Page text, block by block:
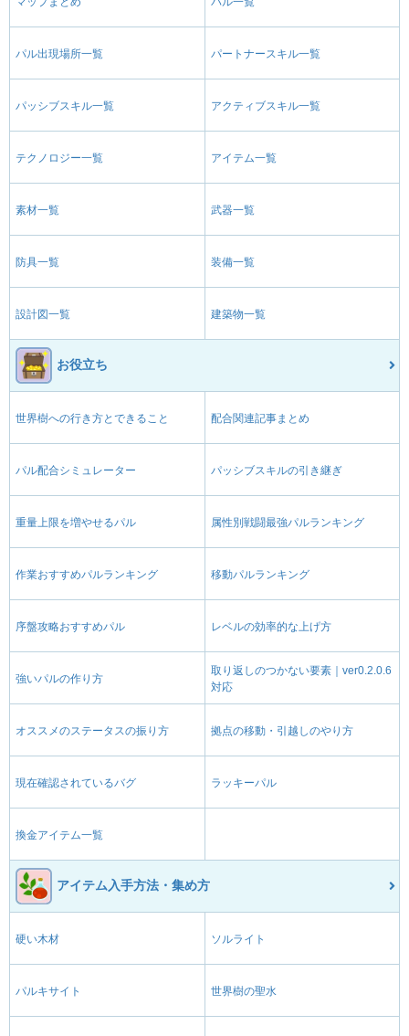
パル出現場所一覧 パートナースキル一覧
パッシブスキル一覧 アクティブスキル一覧
テクノロジー一覧 アイテム一覧
素材一覧 武器一覧
防具一覧 装備一覧
設計図一覧 建築物一覧
お役立ち
世界樹への行き方とできること 配合関連記事まとめ
パル配合シミュレーター パッシブスキルの引き継ぎ
重量上限を増やせるパル 属性別戦闘最強パルランキング
作業おすすめパルランキング 移動パルランキング
序盤攻略おすすめパル レベルの効率的な上げ方
強いパルの作り方
取り返しのつかない要素｜ver0.2.0.6
対応
オススメのステータスの振り方 拠点の移動・引越しのやり方
現在確認されているバグ ラッキーパル
換金アイテム一覧
アイテム入手方法・集め方
硬い木材 ソルライト
パルキサイト 世界樹の聖水